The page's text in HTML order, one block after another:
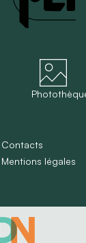
Contacts
Mentions légales